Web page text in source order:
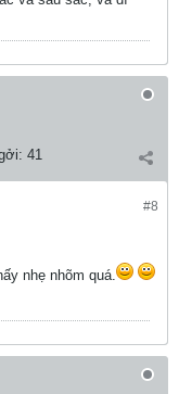
41
#8
nhẹ nhõm quá.